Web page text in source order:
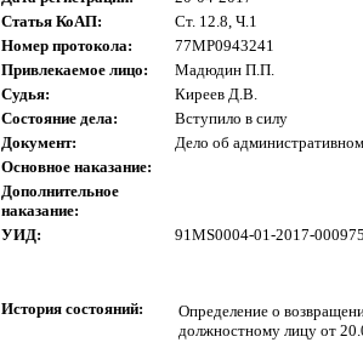
Статья КоАП:
Ст. 12.8, Ч.1
Номер протокола:
77МР0943241
Привлекаемое лицо:
Мадюдин П.П.
Судья:
Киреев Д.В.
Состояние дела:
Вступило в силу
Документ:
Дело об
Основное наказание:
Дополнительное
наказание:
УИД:
91MS0004-01-2017-
История состояний:
Определение о
должностному лицу от